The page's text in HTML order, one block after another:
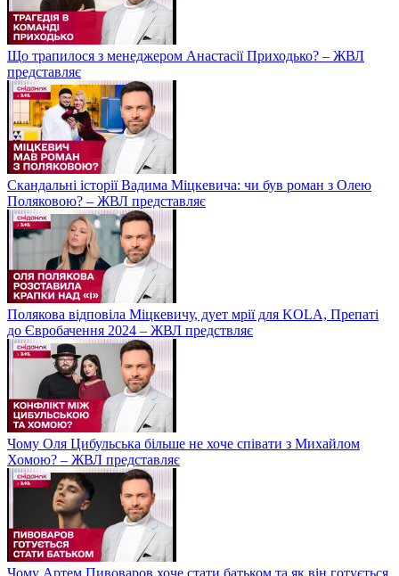
Що трапилося з менеджером Анастасії Приходько? – ЖВЛ
представляє
Скандальні історії Вадима Міцкевича: чи був роман з Олею
Поляковою? – ЖВЛ представляє
Полякова відповіла Міцкевичу, дует мрії для KOLA, Препаті
до Євробачення 2024 – ЖВЛ предствляє
Чому Оля Цибульська більше не хоче співати з Михайлом
Хомою? – ЖВЛ представляє
Чому Артем Пивоваров хоче стати батьком та як він готується